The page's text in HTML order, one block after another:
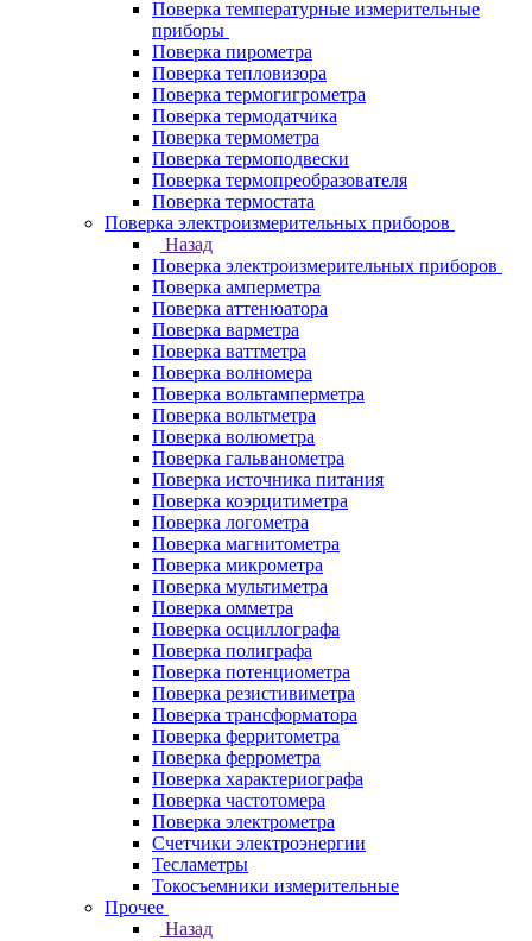
Поверка температурные измерительные
приборы
Поверка пирометра
Поверка тепловизора
Поверка термогигрометра
Поверка термодатчика
Поверка термометра
Поверка термоподвески
Поверка термопреобразователя
Поверка термостата
Поверка электроизмерительных приборов
Назад
Поверка электроизмерительных приборов
Поверка амперметра
Поверка аттенюатора
Поверка варметра
Поверка ваттметра
Поверка волномера
Поверка вольтамперметра
Поверка вольтметра
Поверка волюметра
Поверка гальванометра
Поверка источника питания
Поверка коэрцитиметра
Поверка логометра
Поверка магнитометра
Поверка микрометра
Поверка мультиметра
Поверка омметра
Поверка осциллографа
Поверка полиграфа
Поверка потенциометра
Поверка резистивиметра
Поверка трансформатора
Поверка ферритометра
Поверка феррометра
Поверка характериографа
Поверка частотомера
Поверка электрометра
Счетчики электроэнергии
Тесламетры
Токосъемники измерительные
Прочее
Назад